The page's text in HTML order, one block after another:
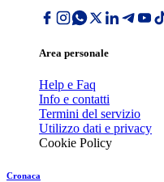
Area personale
Help e Faq
Info e contatti
Termini del servizio
Utilizzo dati e privacy
Cookie Policy
Cronaca